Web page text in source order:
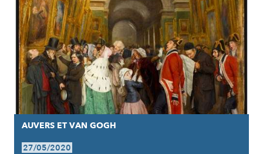
AUVERS ET VAN GOGH
27/05/2020